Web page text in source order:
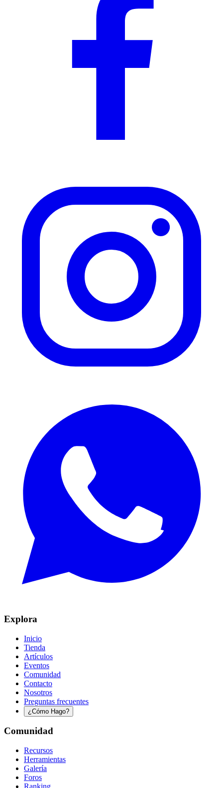
Explora
Inicio
Tienda
Artículos
Eventos
Comunidad
Contacto
Nosotros
Preguntas frecuentes
¿Cómo Hago?
Comunidad
Recursos
Herramientas
Galería
Foros
Ranking